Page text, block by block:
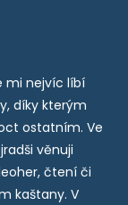
mi nejvíc líbí
díky kterým
ostatním. Ve
věnuji
čtení či
kaštany. V